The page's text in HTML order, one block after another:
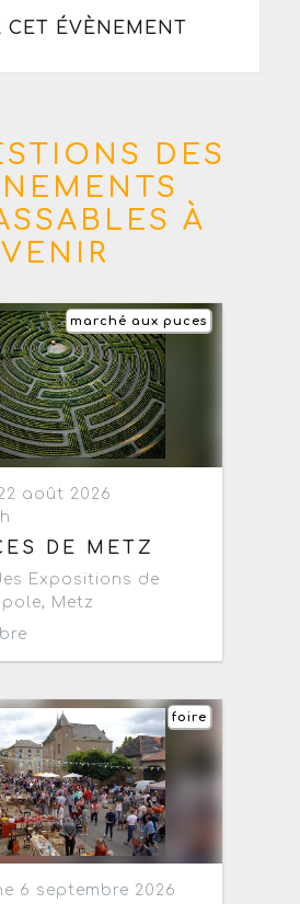
CET ÉVÈNEMENT
DES
À
VENIR
marché aux puces
août 2026
DE METZ
Expositions de
, Metz
foire
6 septembre 2026